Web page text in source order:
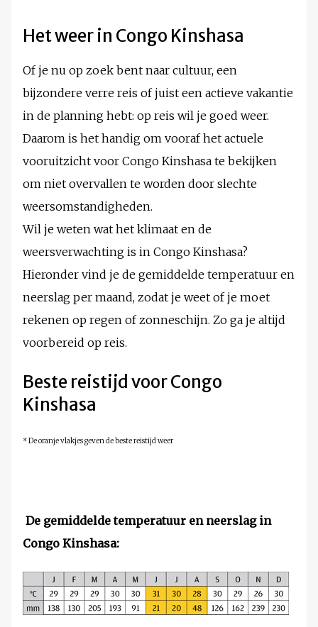
Het weer in Congo Kinshasa
Of je nu op zoek bent naar cultuur, een
bijzondere verre reis of juist een actieve vakantie
in de planning hebt: op reis wil je goed weer.
Daarom is het handig om vooraf het actuele
vooruitzicht voor Congo Kinshasa te bekijken
om niet overvallen te worden door slechte
weersomstandigheden.
Wil je weten wat het klimaat en de
weersverwachting is in Congo Kinshasa?
Hieronder vind je de gemiddelde temperatuur en
neerslag per maand, zodat je weet of je moet
rekenen op regen of zonneschijn. Zo ga je altijd
voorbereid op reis.
Beste reistijd voor Congo
Kinshasa
* De oranje vlakjes geven de beste reistijd weer
De gemiddelde temperatuur en neerslag in
Congo Kinshasa: